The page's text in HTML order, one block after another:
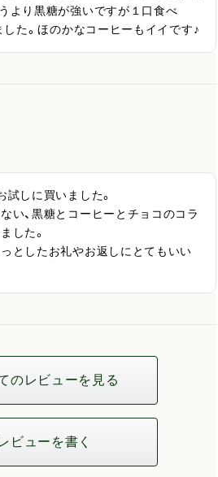
より黒糖が強いですが１口食べ
した。ほのかなコーヒーもイイです♪
試しに買いました。
い、黒糖とコーヒーとチョコのコラ
した。
としたお礼やお返しにとてもいい
のレビューを見る
ビューを書く